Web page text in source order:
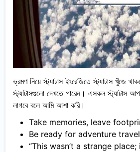
ভ্রমণ নিয়ে স্ট্যাটাস ইংরেজিতে স্ট্যাটাস খুঁজে
স্ট্যাটাসগুলো দেখতে পারেন। এসকল স্ট্যাটাস
লাগবে বলে আমি আশা করি।
Take memories, leave
Be ready for adventure
“This wasn’t a strange